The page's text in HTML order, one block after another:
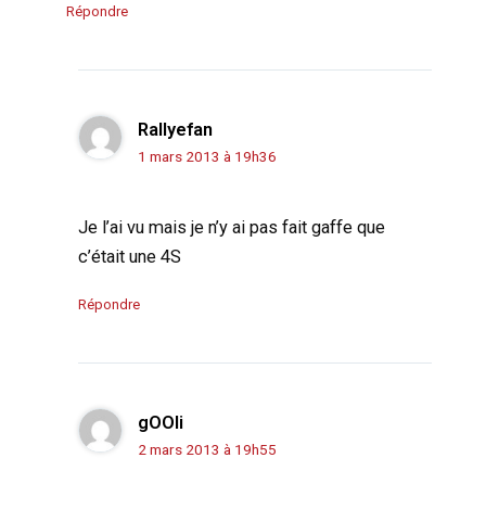
Répondre
Rallyefan
1 mars 2013 à 19h36
Je l’ai vu mais je n’y ai pas fait gaffe que
c’était une 4S
Répondre
gOOli
2 mars 2013 à 19h55